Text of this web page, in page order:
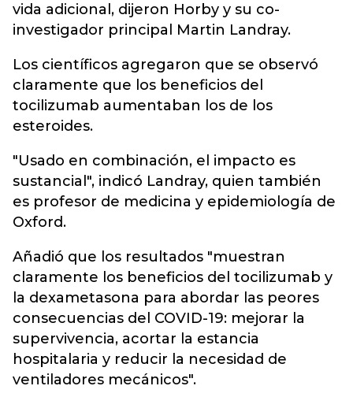
vida adicional, dijeron Horby y su co-
investigador principal Martin Landray.
Los científicos agregaron que se observó
claramente que los beneficios del
tocilizumab aumentaban los de los
esteroides.
"Usado en combinación, el impacto es
sustancial", indicó Landray, quien también
es profesor de medicina y epidemiología de
Oxford.
Añadió que los resultados "muestran
claramente los beneficios del tocilizumab y
la dexametasona para abordar las peores
consecuencias del COVID-19: mejorar la
supervivencia, acortar la estancia
hospitalaria y reducir la necesidad de
ventiladores mecánicos".